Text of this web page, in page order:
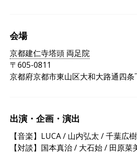
会場
京都建仁寺塔頭 両足院
〒605-0811
京都府京都市東山区大和大路通四
出演・企画・演出
【音楽】LUCA / 山内弘太 / 千葉広
【対談】国本真治 / 大石始 / 田原菜